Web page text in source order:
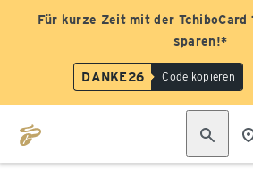
Für kurze Zeit mit der TchiboCard
sparen!*
DANKE26 Code kopieren